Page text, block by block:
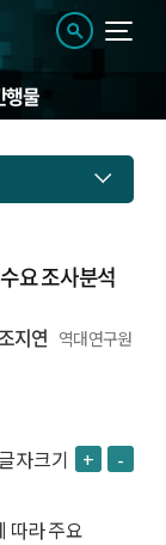
행물
요 조사분석
지연 역대연구원
자크기 + -
따라 주요